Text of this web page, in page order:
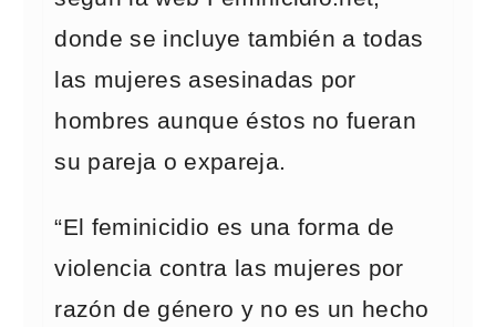
donde se incluye también a todas
las mujeres asesinadas por
hombres aunque éstos no fueran
su pareja o expareja.
“El feminicidio es una forma de
violencia contra las mujeres por
razón de género y no es un hecho